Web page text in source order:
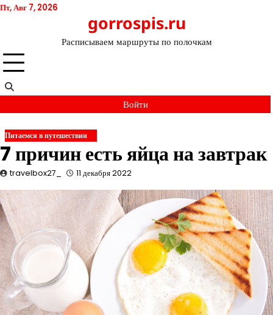
Перейти
Пт, Авг 7, 2026
gorrospis.ru
Расписываем маршруты по полочкам
Войти
Питаемся в путешествии
7 причин есть яйца на завтрак
travelbox27_ 11 декабря 2022